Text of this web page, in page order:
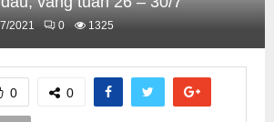
2021 0 1325
0 0